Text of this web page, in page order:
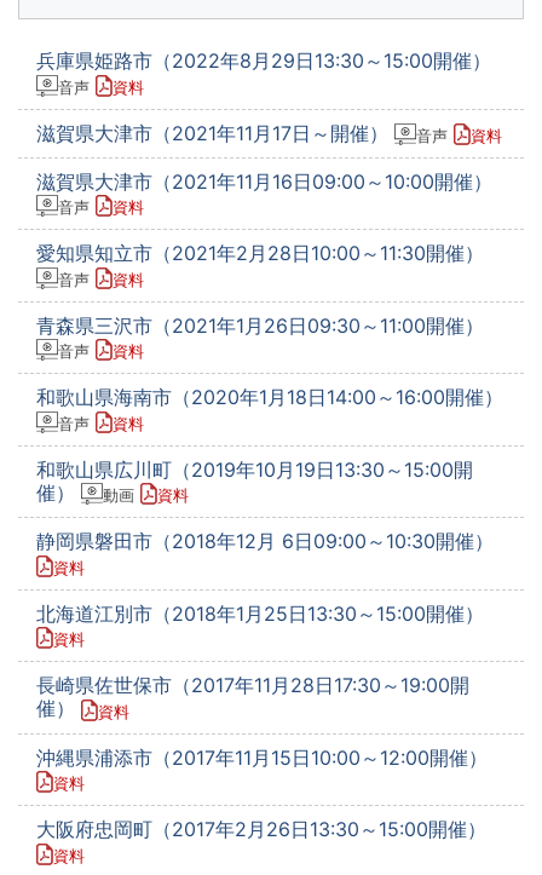
兵庫県姫路市（2022年8月29日13:30～15:00開催）
音声 資料
滋賀県大津市（2021年11月17日～開催） 音声 資料
滋賀県大津市（2021年11月16日09:00～10:00開催）
音声 資料
愛知県知立市（2021年2月28日10:00～11:30開催）
音声 資料
青森県三沢市（2021年1月26日09:30～11:00開催）
音声 資料
和歌山県海南市（2020年1月18日14:00～16:00開催）
音声 資料
和歌山県広川町（2019年10月19日13:30～15:00開
催）
動画 資料
静岡県磐田市（2018年12月 6日09:00～10:30開催）
資料
北海道江別市（2018年1月25日13:30～15:00開催）
資料
長崎県佐世保市（2017年11月28日17:30～19:00開
催）
資料
沖縄県浦添市（2017年11月15日10:00～12:00開催）
資料
大阪府忠岡町（2017年2月26日13:30～15:00開催）
資料